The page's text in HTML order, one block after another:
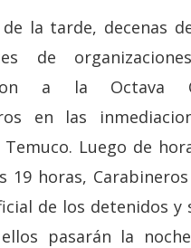
de la tarde, decenas
de
a la Octava
en las
Temuco. Luego de
19 horas,
de los detenidos y
pasarán la